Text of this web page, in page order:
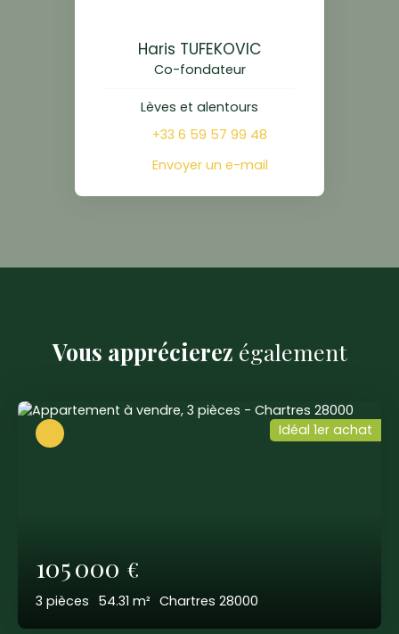
Haris TUFEKOVIC
Co-fondateur
Lèves et alentours
+33 6 59 57 99 48
Envoyer un e-mail
Vous apprécierez également
105 000 €
3 pièces 54.31 m² Chartres 28000
Idéal 1er achat